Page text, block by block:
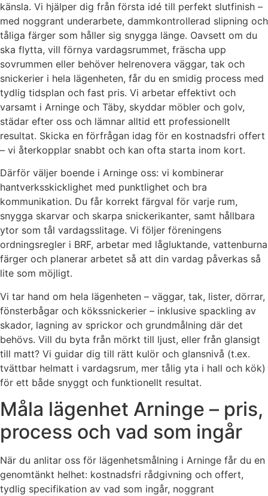
känsla. Vi hjälper dig från första idé till perfekt slutfinish –
med noggrant underarbete, dammkontrollerad slipning och
tåliga färger som håller sig snygga länge. Oavsett om du
ska flytta, vill förnya vardagsrummet, fräscha upp
sovrummen eller behöver helrenovera väggar, tak och
snickerier i hela lägenheten, får du en smidig process med
tydlig tidsplan och fast pris. Vi arbetar effektivt och
varsamt i Arninge och Täby, skyddar möbler och golv,
städar efter oss och lämnar alltid ett professionellt
resultat. Skicka en förfrågan idag för en kostnadsfri offert
– vi återkopplar snabbt och kan ofta starta inom kort.
Därför väljer boende i Arninge oss: vi kombinerar
hantverksskicklighet med punktlighet och bra
kommunikation. Du får korrekt färgval för varje rum,
snygga skarvar och skarpa snickerikanter, samt hållbara
ytor som tål vardagsslitage. Vi följer föreningens
ordningsregler i BRF, arbetar med lågluktande, vattenburna
färger och planerar arbetet så att din vardag påverkas så
lite som möjligt.
Vi tar hand om hela lägenheten – väggar, tak, lister, dörrar,
fönsterbågar och kökssnickerier – inklusive spackling av
skador, lagning av sprickor och grundmålning där det
behövs. Vill du byta från mörkt till ljust, eller från glansigt
till matt? Vi guidar dig till rätt kulör och glansnivå (t.ex.
tvättbar helmatt i vardagsrum, mer tålig yta i hall och kök)
för ett både snyggt och funktionellt resultat.
Måla lägenhet Arninge – pris,
process och vad som ingår
När du anlitar oss för lägenhetsmålning i Arninge får du en
genomtänkt helhet: kostnadsfri rådgivning och offert,
tydlig specifikation av vad som ingår, noggrant